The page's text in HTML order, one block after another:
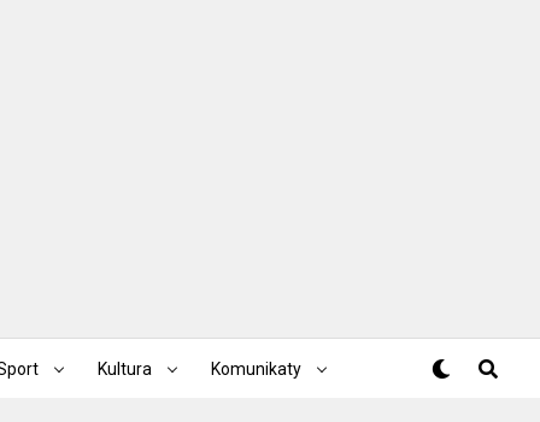
Kultura Komunikaty